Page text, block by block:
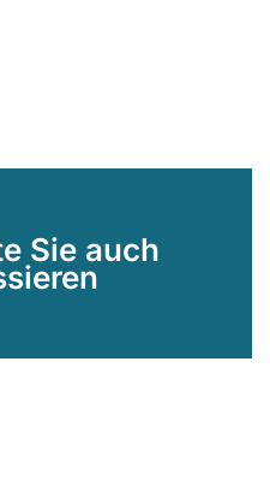
Sie auch